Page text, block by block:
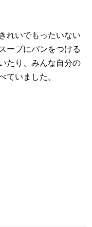
れいでもったいない
ープにパンをつける
たり、みんな自分の
ていました。